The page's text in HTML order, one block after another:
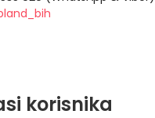
korisnika